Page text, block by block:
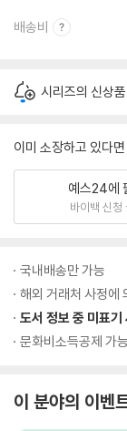
배송비
시리즈의 신상
이미 소장하고 있다
예스24에
바이백 신청
국내배송만 가능
해외 거래처 사정에
도서 정보 중 미표기
문화비소득공제 가능
이 분야의 이벤